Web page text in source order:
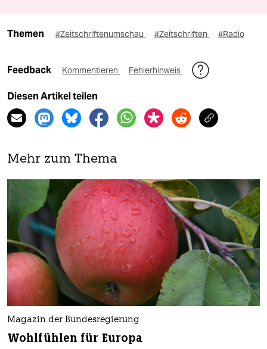
Themen #Zeitschriftenumschau #Zeitschriften #Radio
Feedback Kommentieren Fehlerhinweis
Diesen Artikel teilen
Mehr zum Thema
Magazin der Bundesregierung
Wohlfühlen für Europa